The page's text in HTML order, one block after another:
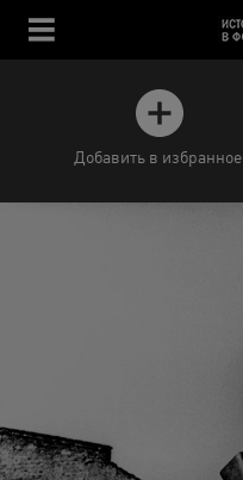
Добавить в избранное